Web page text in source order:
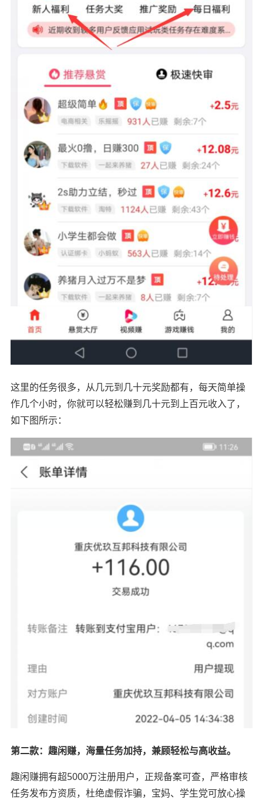
这里的任务很多，从几元到几十元奖励都有，每天简单操
作几个小时，你就可以轻松赚到几十元到上百元收入了，
如下图所示：
第二款：趣闲赚，海量任务加持，兼顾轻松与高收益。
趣闲赚拥有超5000万注册用户，正规备案可查，严格审核
任务发布方资质，杜绝虚假诈骗，宝妈、学生党可放心操